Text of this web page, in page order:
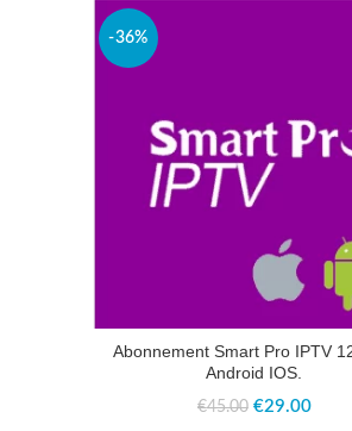
-36%
Abonnement Smart Pro IPTV
Android IOS.
€45.00 Le
€29.00Le